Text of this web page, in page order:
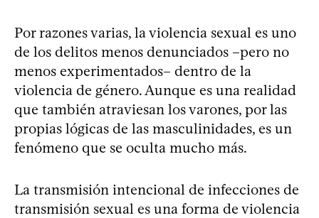
Por razones varias, la violencia sexual es uno
de los delitos menos denunciados –pero no
menos experimentados– dentro de la
violencia de género. Aunque es una realidad
que también atraviesan los varones, por las
propias lógicas de las masculinidades, es un
fenómeno que se oculta mucho más.
La transmisión intencional de infecciones de
transmisión sexual es una forma de violencia